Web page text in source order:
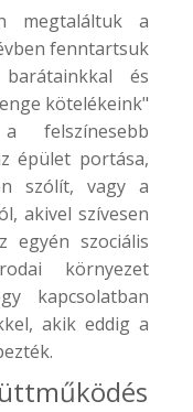
megtaláltuk a
fenntartsuk
és
kötelékeink"
felszínesebb
épület portása,
szólít, vagy a
akivel szívesen
egyén szociális
környezet
kapcsolatban
akik eddig a